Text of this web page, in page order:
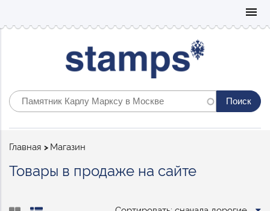
menu
Строка
Главная Магазин
Товары в продаже на сайте